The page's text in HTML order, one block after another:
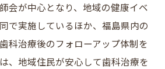
会が中心となり、地域の健康イベ
で実施しているほか、福島県内の
科治療後のフォローアップ体制を
、地域住民が安心して歯科治療を